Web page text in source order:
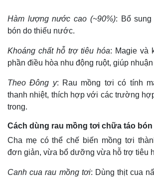
Hàm lượng nước cao (~90%): Bổ sung
bón do thiếu nước.
Khoáng chất hỗ trợ tiêu hóa: Magie và
phần điều hòa nhu động ruột, giúp
Theo Đông y: Rau mồng tơi có tính
thanh nhiệt, thích hợp với các trường
trong.
Cách dùng rau mồng tơi chữa táo
Cha mẹ có thể chế biến mồng tơi
đơn giản, vừa bổ dưỡng vừa hỗ trợ tiêu
Canh cua rau mồng tơi: Dùng thịt cua